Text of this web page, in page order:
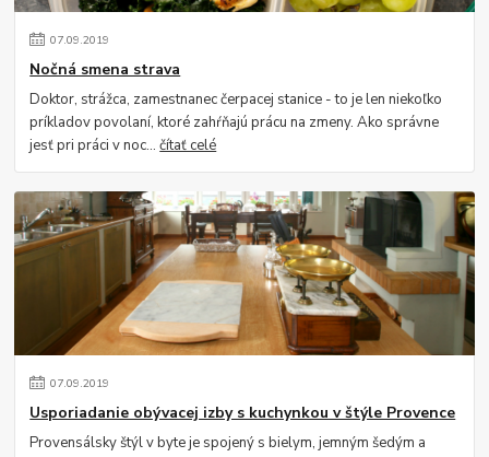
07.09.2019
Nočná smena strava
Doktor, strážca, zamestnanec čerpacej stanice - to je len niekoľko
príkladov povolaní, ktoré zahŕňajú prácu na zmeny. Ako správne
jesť pri práci v noc...čítať celé
07.09.2019
Usporiadanie obývacej izby s kuchynkou v štýle Provence
Provensálsky štýl v byte je spojený s bielym, jemným šedým a